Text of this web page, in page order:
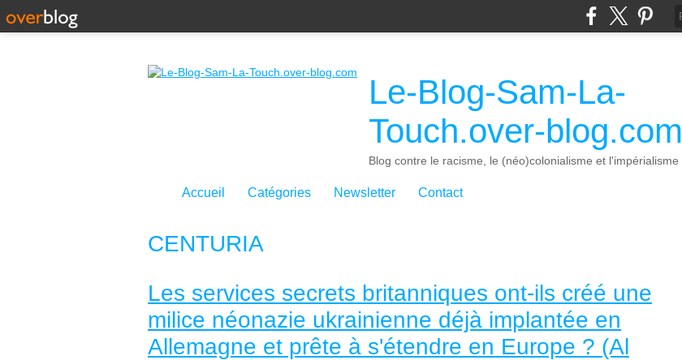
Le-Blog-Sam-La-
Touch.over-blog.com
Blog contre le racisme, le (néo)colonialisme et l'impérialisme
Accueil Catégories Newsletter Contact
CENTURIA
Les services secrets britanniques ont-ils créé une
milice néonazie ukrainienne déjà implantée en
Allemagne et prête à s'étendre en Europe ? (Al